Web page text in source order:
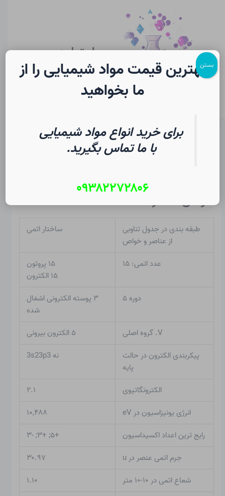
سایت لرن
شیمی
فسفر در شیمی
خواص عنصر
طبقه بندی در جدول تناوبی
از عناصر و خواص
ساختار اتمی
عدد اتمی: ۱۵
۱۵ پروتون
۱۵ الکترون
دوره ۵
۳ پوسته الکترونی اشغال
شده
V. گروه اصلی
۵ الکترون بیرونی
پیکربندی الکترون در حالت
پایه
نه 3s23p3
الکترونگاتیوی
۲.۱
انرژی یونیزاسیون در eV
۱۰,۴۸۸
رایج ترین اعداد اکسیداسیون
+۵; +۳; -۳
جرم اتمی عنصر در u
۳۰.۹۷
شعاع اتمی در ۱۰-۱۰ متر
۱.۱۰
بهترین قیمت مواد شیمیایی را از
ما بخواهید
برای خرید انواع مواد شیمیایی
با ما تماس بگیرید.
۰۹۳۸۲۲۷۲۸۰۶
بستن